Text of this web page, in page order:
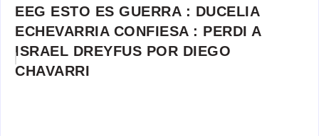
EEG ESTO ES GUERRA : DUCELIA
ECHEVARRIA CONFIESA : PERDI A
ISRAEL DREYFUS POR DIEGO
CHAVARRI